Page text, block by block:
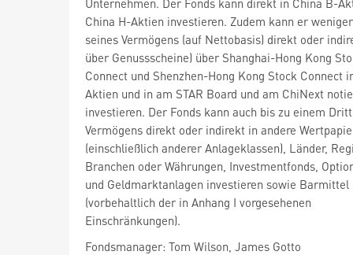
China H-Aktien investieren. Zudem kann er
seines Vermögens (auf Nettobasis) direkt oder
über Genussscheine) über Shanghai-Hong Kong
Connect und Shenzhen-Hong Kong Stock Connect
Aktien und in am STAR Board und am ChiNext
investieren. Der Fonds kann auch bis zu einem
Vermögens direkt oder indirekt in andere
(einschließlich anderer Anlageklassen), Länder,
Branchen oder Währungen, Investmentfonds,
und Geldmarktanlagen investieren sowie Barmittel
(vorbehaltlich der in Anhang I vorgesehenen
Einschränkungen).
Fondsmanager: Tom Wilson, James Gotto